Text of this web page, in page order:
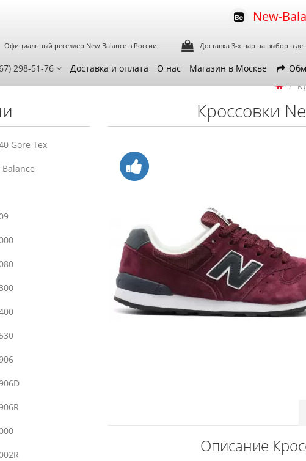
New-
Официальный реселлер New Balance в России Доставка 3-х пар на выбор в
298-51-76 Доставка и оплата О нас Магазин в Москве
Gore Tex
Кроссовки
Описание